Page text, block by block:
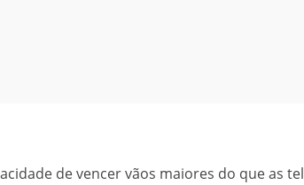
de vencer vãos maiores do que as